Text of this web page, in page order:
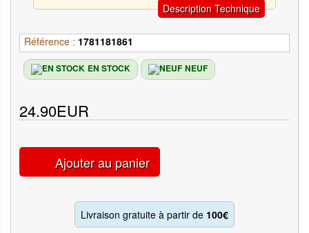
Description Technique
Référence : 1781181861
EN STOCK NEUF
24.90EUR
Ajouter au panier
Livraison gratuite à partir de 100€